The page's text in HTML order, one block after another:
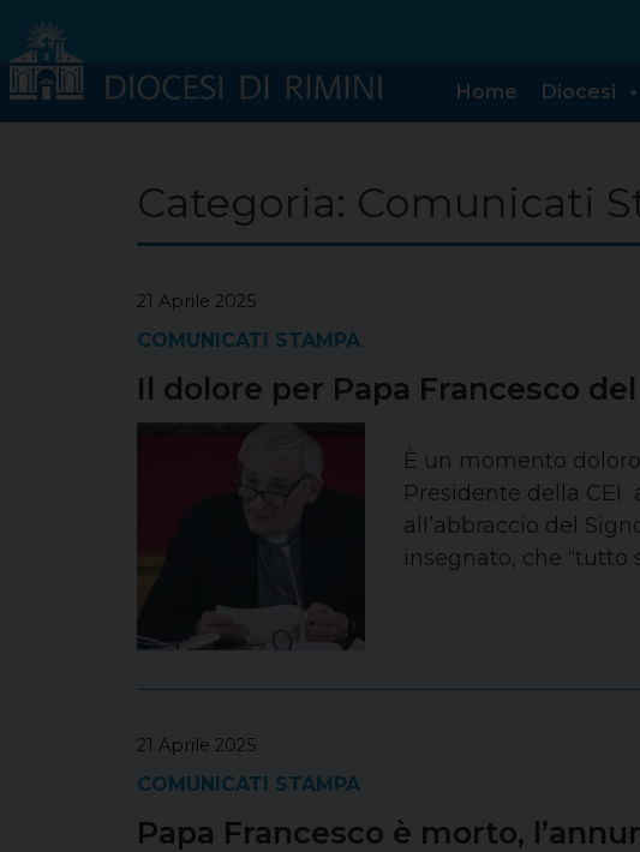
content
Home Diocesi
Categoria: Comunicati
21 Aprile 2025
COMUNICATI STAMPA
Il dolore per Papa Francesco
È un momento
Presidente della CEI
all’abbraccio del
insegnato, che “tutto
21 Aprile 2025
COMUNICATI STAMPA
Papa Francesco è morto,